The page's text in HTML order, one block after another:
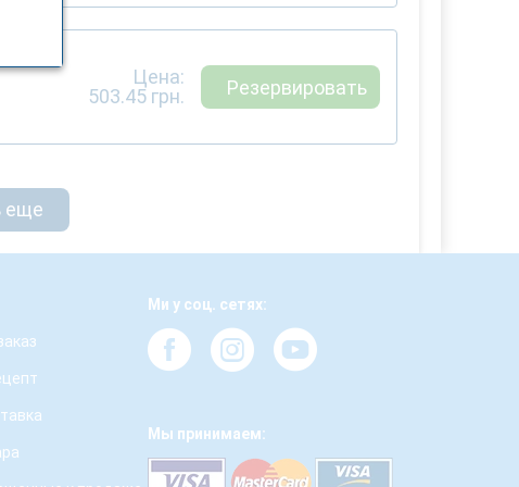
Цена:
503.45 грн. Резервировать
еще
Ми у соц. сетях:
Мы принимаем: